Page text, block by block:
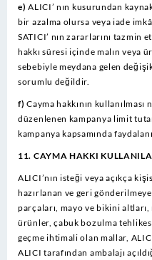
e) ALICI’ nın kusurundan
bir azalma olursa veya iade
SATICI’ nın zararlarını tazmin
hakkı süresi içinde malın veya
sebebiyle meydana gelen
sorumlu değildir.
f) Cayma hakkının
düzenlenen kampanya limit
kampanya kapsamında
11. CAYMA HAKKI
ALICI’nın isteği veya açıkça
hazırlanan ve geri
parçaları, mayo ve bikini
ürünler, çabuk bozulma
geçme ihtimali olan mallar,
ALICI tarafından ambalajı